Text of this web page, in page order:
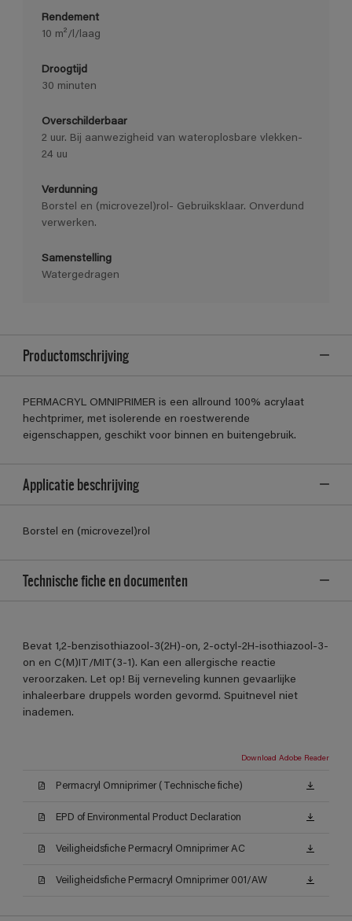
Rendement
10 m²/l/laag
Droogtijd
30 minuten
Overschilderbaar
2 uur. Bij aanwezigheid van wateroplosbare vlekken-
24 uu
Verdunning
Borstel en (microvezel)rol- Gebruiksklaar. Onverdund
verwerken.
Samenstelling
Watergedragen
Productomschrijving
PERMACRYL OMNIPRIMER is een allround 100% acrylaat
hechtprimer, met isolerende en roestwerende
eigenschappen, geschikt voor binnen en buitengebruik.
Applicatie beschrijving
Borstel en (microvezel)rol
Technische fiche en documenten
Bevat 1,2-benzisothiazool-3(2H)-on, 2-octyl-2H-isothiazool-3-
on en C(M)IT/MIT(3-1). Kan een allergische reactie
veroorzaken. Let op! Bij verneveling kunnen gevaarlijke
inhaleerbare druppels worden gevormd. Spuitnevel niet
inademen.
Download Adobe Reader
Permacryl Omniprimer (Technische fiche)
EPD of Environmental Product Declaration
Veiligheidsfiche Permacryl Omniprimer AC
Veiligheidsfiche Permacryl Omniprimer 001/AW